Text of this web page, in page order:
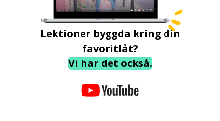
Lektioner byggda kring din
favoritlåt?
Vi har det också.